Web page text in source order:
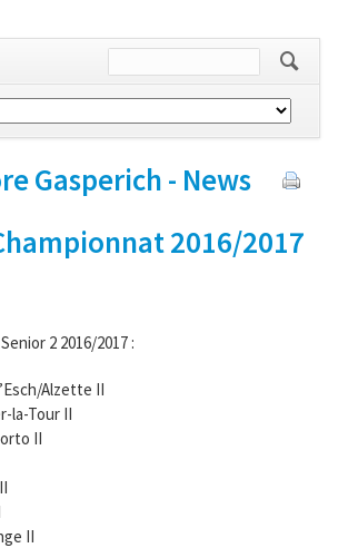
Gasperich - News
2016/2017
2 2016/2017 :
Alzette II
la-Tour II
II
II